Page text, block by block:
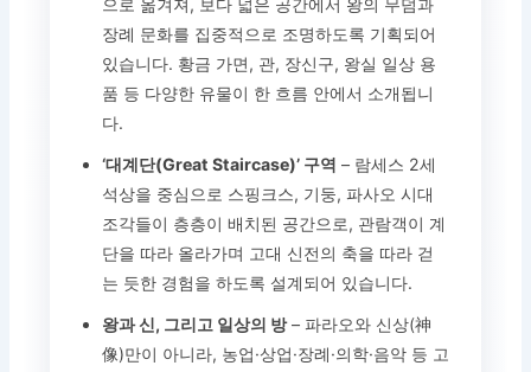
으로 옮겨져, 보다 넓은 공간에서 왕의 무덤과
장례 문화를 집중적으로 조명하도록 기획되어
있습니다. 황금 가면, 관, 장신구, 왕실 일상 용
품 등 다양한 유물이 한 흐름 안에서 소개됩니
다.
‘대계단(Great Staircase)’ 구역 – 람세스 2세
석상을 중심으로 스핑크스, 기둥, 파사오 시대
조각들이 층층이 배치된 공간으로, 관람객이 계
단을 따라 올라가며 고대 신전의 축을 따라 걷
는 듯한 경험을 하도록 설계되어 있습니다.
왕과 신, 그리고 일상의 방– 파라오와 신상(神
像)만이 아니라, 농업·상업·장례·의학·음악 등 고